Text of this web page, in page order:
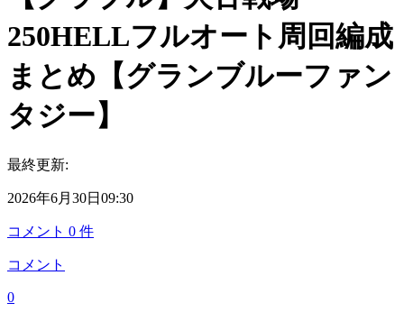
250HELLフルオート周回編成
まとめ【グランブルーファン
タジー】
最終更新:
2026年6月30日09:30
コメント 0 件
コメント
0